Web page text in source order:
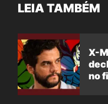
LEIA TAMBÉM
X-
no